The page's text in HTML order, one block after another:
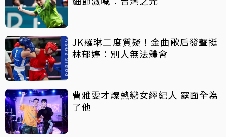
JK羅琳二度質疑！金曲歌后發聲挺
林郁婷：別人無法體會
曹雅雯才爆熱戀女經紀人 露面全為
了他